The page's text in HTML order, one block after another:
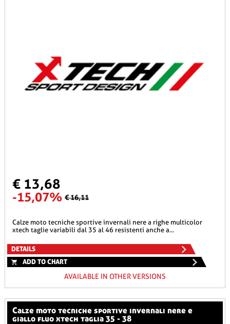
€ 13,68
-15,07% € 16,11
calze moto tecniche sportive invernali nere a righe multicolor
xtech taglie variabili dal 35 al 46 resistenti anche a...
DETAILS
ADD TO CHART
AVAILABLE IN OTHER VERSIONS
calze moto tecniche sportive invernali nere e
giallo fluo xtech taglia 35 - 38